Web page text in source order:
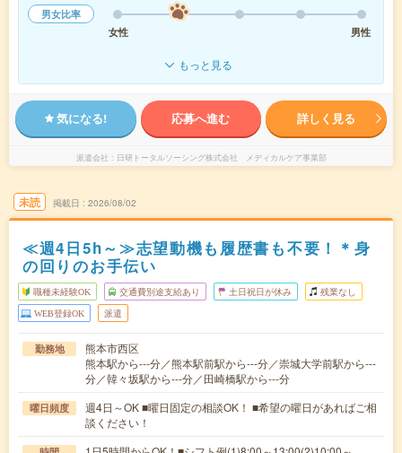
男女比率
女性
男性
もっと見る
気になる! 応募へ進む 詳しく見る
派遣会社 日研トータルソーシング株式会社 メディカルケア事業部
未読 掲載日 2026/08/02
≪週4日5h～≫志望動機も履歴書も不要！＊身
の回りのお手伝い
職種未経験OK 交通費別途支給あり 土日祝日が休み 残業なし
WEB登録OK 派遣
勤務地
熊本市西区
熊本駅から---分／熊本駅前駅から---分／崇城大学前駅から---
分／韓々坂駅から---分／田崎橋駅から---分
曜日頻度
週4日～OK ■曜日固定の相談OK！ ■希望の曜日があればご相
談ください！